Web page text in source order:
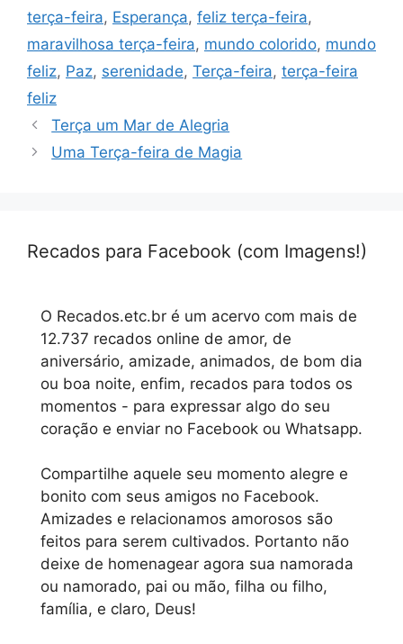
terça-feira, Esperança, feliz terça-feira,
maravilhosa terça-feira, mundo colorido, mundo
feliz, Paz, serenidade, Terça-feira, terça-feira
feliz
Terça um Mar de Alegria
Uma Terça-feira de Magia
Recados para Facebook (com Imagens!)
O Recados.etc.br é um acervo com mais de
12.737 recados online de amor, de
aniversário, amizade, animados, de bom dia
ou boa noite, enfim, recados para todos os
momentos - para expressar algo do seu
coração e enviar no Facebook ou Whatsapp.
Compartilhe aquele seu momento alegre e
bonito com seus amigos no Facebook.
Amizades e relacionamos amorosos são
feitos para serem cultivados. Portanto não
deixe de homenagear agora sua namorada
ou namorado, pai ou mão, filha ou filho,
família, e claro, Deus!